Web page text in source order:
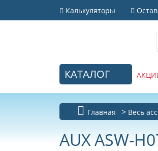
Калькуляторы
КАТАЛОГ
Главная Весь
AUX ASW-